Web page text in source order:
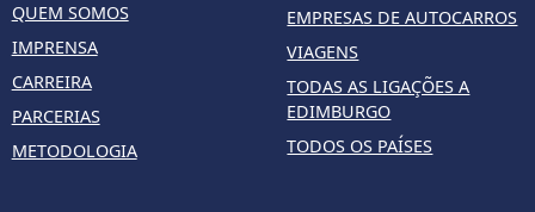
QUEM SOMOS
IMPRENSA
CARREIRA
PARCERIAS
METODOLOGIA
EMPRESAS DE AUTOCARROS
VIAGENS
TODAS AS LIGAÇÕES A
EDIMBURGO
TODOS OS PAÍSES